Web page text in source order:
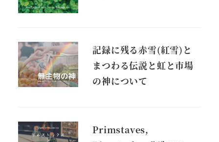
記録に残る赤雪(紅雪)と
まつわる伝説と虹と市場
の神について
Primstaves,